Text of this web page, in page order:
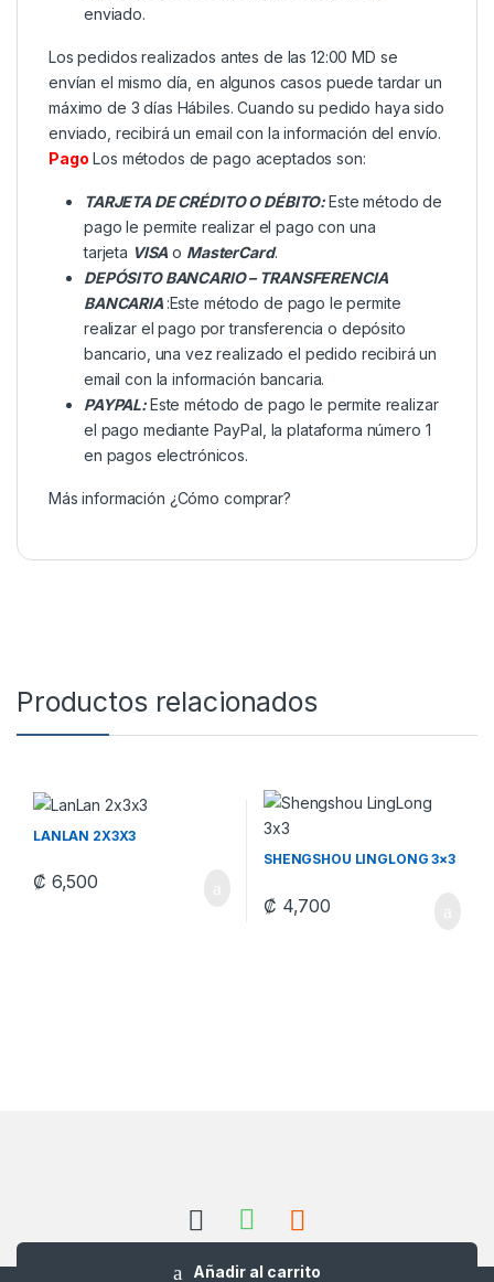
Añadir al carrito
enviado.
Los pedidos realizados antes de las 12:00 MD se
envían el mismo día, en algunos casos puede tardar un
máximo de 3 días Hábiles. Cuando su pedido haya sido
enviado, recibirá un email con la información del envío.
Pago Los métodos de pago aceptados son:
TARJETA DE CRÉDITO O DÉBITO:Este método de
pago le permite realizar el pago con una
tarjeta VISA o MasterCard.
DEPÓSITO BANCARIO – TRANSFERENCIA
BANCARIA :Este método de pago le permite
realizar el pago por transferencia o depósito
bancario, una vez realizado el pedido recibirá un
email con la información bancaria.
PAYPAL:Este método de pago le permite realizar
el pago mediante PayPal, la plataforma número 1
en pagos electrónicos.
Más información ¿Cómo comprar?
Productos relacionados
LANLAN 2X3X3
₡ 6,500
SHENGSHOU LINGLONG 3×3
₡ 4,700